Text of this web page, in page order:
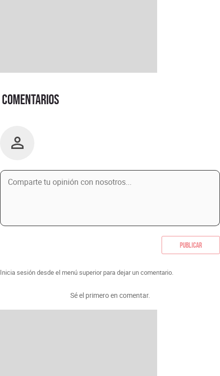
Comentarios
Publicar
Inicia sesión desde el menú superior para dejar un comentario.
Sé el primero en comentar.